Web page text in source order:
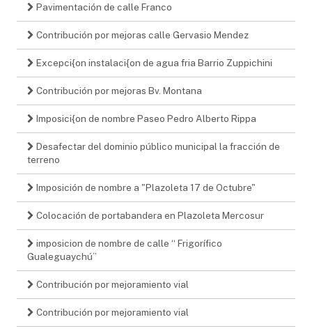
Pavimentación de calle Franco
Contribución por mejoras calle Gervasio Mendez
Excepci{on instalaci{on de agua fria Barrio Zuppichini
Contribución por mejoras Bv. Montana
Imposici{on de nombre Paseo Pedro Alberto Rippa
Desafectar del dominio público municipal la fracción de
terreno
Imposición de nombre a "Plazoleta 17 de Octubre"
Colocación de portabandera en Plazoleta Mercosur
imposicion de nombre de calle “ Frigorífico
Gualeguaychú”
Contribución por mejoramiento vial
Contribución por mejoramiento vial